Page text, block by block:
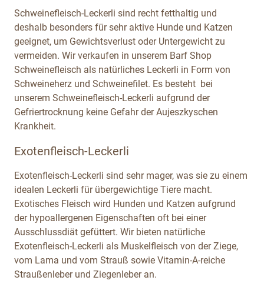
Schweinefleisch-Leckerli sind recht fetthaltig und
deshalb besonders für sehr aktive Hunde und Katzen
geeignet, um Gewichtsverlust oder Untergewicht zu
vermeiden. Wir verkaufen in unserem Barf Shop
Schweinefleisch als natürliches Leckerli in Form von
Schweineherz und Schweinefilet. Es besteht bei
unserem Schweinefleisch-Leckerli aufgrund der
Gefriertrocknung keine Gefahr der Aujeszkyschen
Krankheit.
Exotenfleisch-Leckerli
Exotenfleisch-Leckerli sind sehr mager, was sie zu einem
idealen Leckerli für übergewichtige Tiere macht.
Exotisches Fleisch wird Hunden und Katzen aufgrund
der hypoallergenen Eigenschaften oft bei einer
Ausschlussdiät gefüttert. Wir bieten natürliche
Exotenfleisch-Leckerli als Muskelfleisch von der Ziege,
vom Lama und vom Strauß sowie Vitamin-A-reiche
Straußenleber und Ziegenleber an.